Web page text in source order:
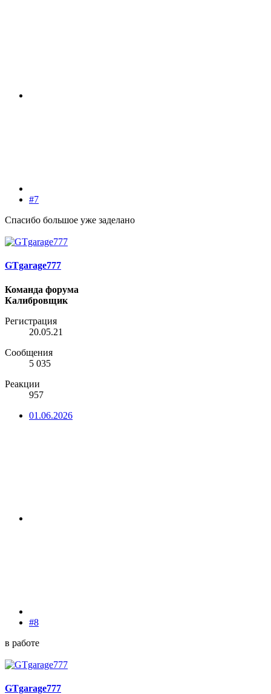
#7
Спасибо большое уже заделано
GTgarage777
Команда форума
Калибровщик
Регистрация
20.05.21
Сообщения
5 035
Реакции
957
01.06.2026
#8
в работе
GTgarage777